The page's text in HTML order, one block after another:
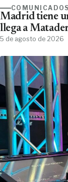
COMUNICADOS
Madrid tiene
llega a
5 de agosto de 2026